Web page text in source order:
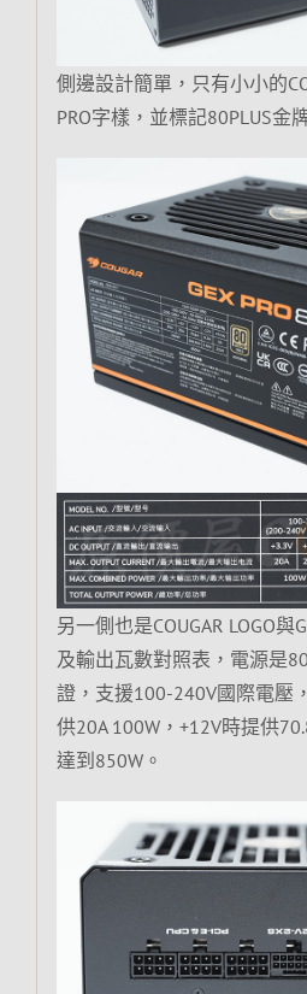
側邊設計簡單，只有小小的
PRO字樣，並標記80PLUS金
另一側也是COUGAR LOGO與
及輸出瓦數對照表，電源是
證，支援100-240V國際電壓
供20A 100W，+12V時提供
達到850W。